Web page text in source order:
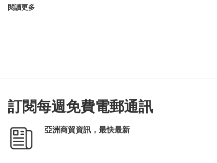
閱讀更多
訂閱每週免費電郵通訊
亞洲商貿資訊，最快最新